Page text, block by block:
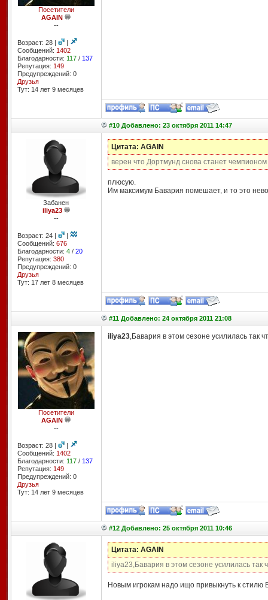
Посетители
AGAIN
--
Возраст: 28 |
|
Сообщений: 1402
Благодарности: 117/ 137
Репутация: 149
Предупреждений: 0
Друзья
Тут: 14 лет 9 месяцев
#10 Добавлено: 23 октября 2011 14:47
Забанен
iliya23
--
Возраст: 24 |
|
Сообщений: 676
Благодарности: 4/ 20
Репутация: 380
Предупреждений: 0
Друзья
Тут: 17 лет 8 месяцев
Цитата: AGAIN
верен что Дортмунд снова станет
плюсую.
Им максимум Бавария помешает, и то это
#11 Добавлено: 24 октября 2011 21:08
Посетители
AGAIN
--
Возраст: 28 |
|
Сообщений: 1402
Благодарности: 117/ 137
Репутация: 149
Предупреждений: 0
Друзья
Тут: 14 лет 9 месяцев
iliya23,Бавария в этом сезоне усилилась так
#12 Добавлено: 25 октября 2011 10:46
Цитата: AGAIN
iliya23,Бавария в этом сезоне усилилась
Новым игрокам надо ищо привыкнуть к стилю